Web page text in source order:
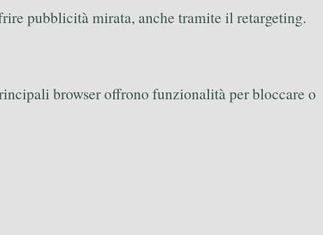
pubblicità mirata, anche tramite il retargeting.
browser offrono funzionalità per bloccare o